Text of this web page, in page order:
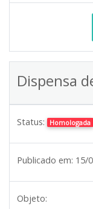
Dispensa
Status: Homologada
Publicado em: 15/
Objeto: